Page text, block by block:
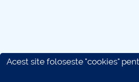
Acest site foloseste "cookies"